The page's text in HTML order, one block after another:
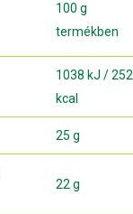
100 g
termékben
1038 kJ / 252
kcal
25 g
22 g